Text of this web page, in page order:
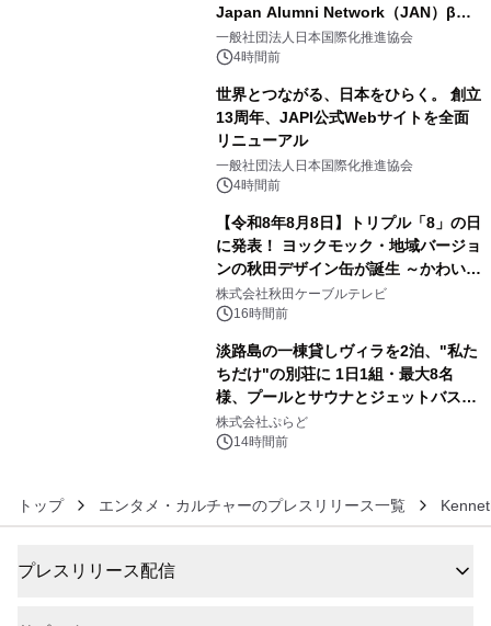
Japan Alumni Network（JAN）β版
をリリース
一般社団法人日本国際化推進協会
4時間前
世界とつながる、日本をひらく。 創立
13周年、JAPI公式Webサイトを全面
リニューアル
一般社団法人日本国際化推進協会
4時間前
【令和8年8月8日】トリプル「8」の日
に発表！ ヨックモック・地域バージョ
ンの秋田デザイン缶が誕生 ～かわいい
秋田犬の子犬と秋田の四季と名所を巡
るパッケージ～ 9月1日(火)秋田県内で
株式会社秋田ケーブルテレビ
16時間前
淡路島の一棟貸しヴィラを2泊、"私た
ちだけ"の別荘に 1日1組・最大8名
様、プールとサウナとジェットバス付
きで Villa Mon Temps AWAJIの連泊
素泊りプラン
株式会社ぷらど
14時間前
トップ エンタメ・カルチャーのプレスリリース一覧
プレスリリース配信